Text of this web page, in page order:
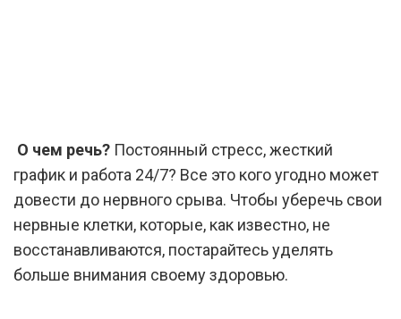
О чем речь? Постоянный стресс, жесткий
график и работа 24/7? Все это кого угодно может
довести до нервного срыва. Чтобы уберечь свои
нервные клетки, которые, как известно, не
восстанавливаются, постарайтесь уделять
больше внимания своему здоровью.